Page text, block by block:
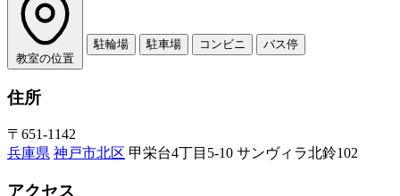
教室の位置
駐輪場 駐車場 コンビニ バス停
住所
〒651-1142
兵庫県 神戸市北区 甲栄台4丁目5-10 サンヴィラ北鈴102
アクセス